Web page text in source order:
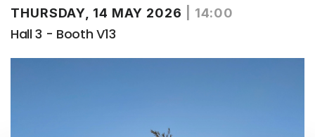
THURSDAY, 14 MAY 2026 14:00
Hall 3 - Booth V13